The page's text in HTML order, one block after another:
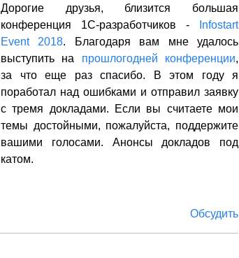
Дорогие друзья, близится большая
конференция 1С-разработчиков -
Infostart
Event 2018. Благодаря вам мне удалось
выступить на прошлогодней конференции,
за что еще раз спасибо. В этом году я
поработал над ошибками и отправил заявку
с тремя докладами. Если вы считаете мои
темы достойными, пожалуйста, поддержите
вашими голосами. Анонсы докладов под
катом.
Обсудить